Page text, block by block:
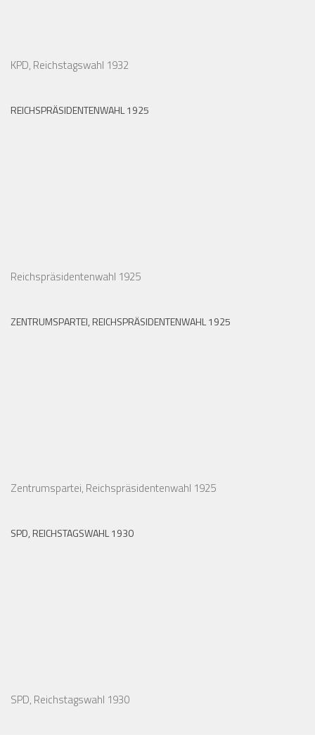
KPD, Reichstagswahl 1932
REICHSPRÄSIDENTENWAHL 1925
Reichspräsidentenwahl 1925
ZENTRUMSPARTEI, REICHSPRÄSIDENTENWAHL 1925
Zentrumspartei, Reichspräsidentenwahl 1925
SPD, REICHSTAGSWAHL 1930
SPD, Reichstagswahl 1930